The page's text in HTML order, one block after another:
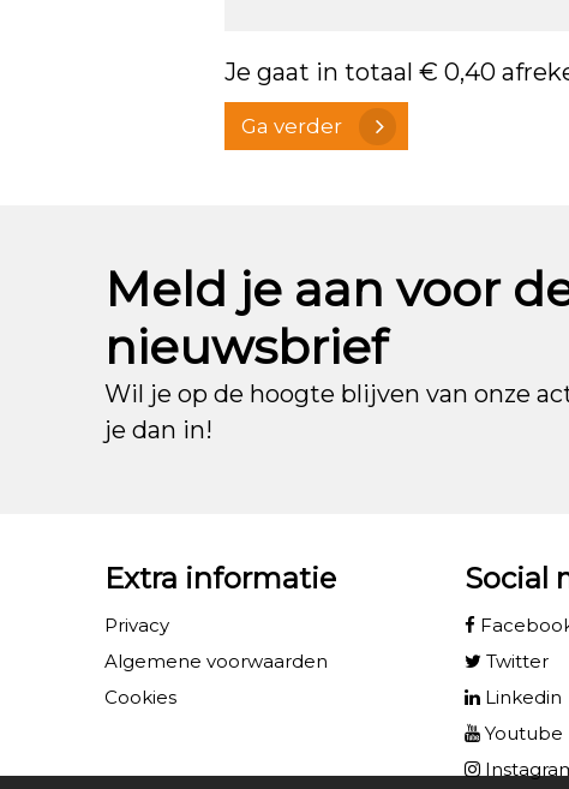
Je gaat in totaal € 0,40
Ga verder
Meld je aan voor
nieuwsbrief
Wil je op de hoogte blijven van onze
je dan in!
Extra informatie
Privacy
Algemene voorwaarden
Cookies
Social
Twitter
Linkedin
Youtube